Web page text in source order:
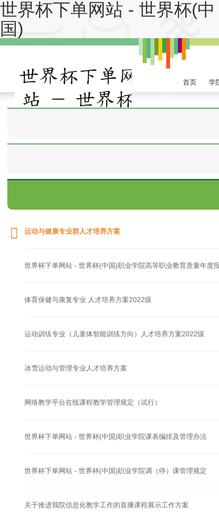
世界杯下单网站 - 世界杯(中
国)
首页 学
运动与健康专业群人才培养方案
世界杯下单网站 - 世界杯(中国)职业学院高等职业教育质量年度
体育保健与康复专业 人才培养方案2022级
运动训练专业（儿童体智能训练方向）人才培养方案2022级
冰雪运动与管理专业人才培养方案
网络教学平台在线课程教学管理规定（试行）
世界杯下单网站 - 世界杯(中国)职业学院课表编排及管理办法
世界杯下单网站 - 世界杯(中国)职业学院调（停）课管理规定
关于推进我院信息化教学工作的直播课程展示工作方案